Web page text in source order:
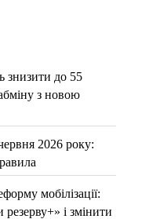
знизити до 55
з новою
2026 року:
мобілізації:
і змінити